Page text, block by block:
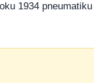
1934